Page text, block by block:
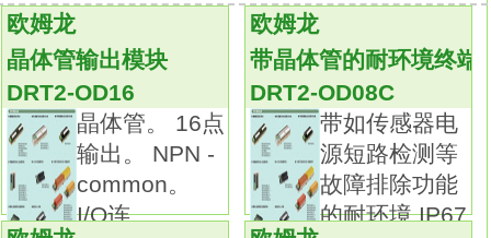
传动杆：单侧悬臂滚珠型（水平）DRT2-
OD32SLH-1
导管尺寸：双导管型，M20。
内置开关构造：2NC/1NO（慢动型）。
广受好评的安全限位开关可以提供全系列符合
国际标准的产品。
产品包含带有1NC/1NO、2NC、2NC/1NO和
3NC接点形式的型号。
欧姆龙
晶体管输出模块
DRT2-OD16
晶体管。 16点
输出。 NPN -
common。
I/O连
欧姆龙
带晶体管的耐环境终端
DRT2-OD08C
带如传感器电
源短路检测等
故障排除功能
的耐环境 IP67